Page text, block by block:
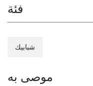
فئة
شبابيك
موصى به